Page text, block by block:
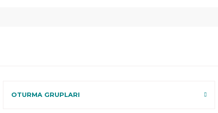
OTURMA GRUPLARI